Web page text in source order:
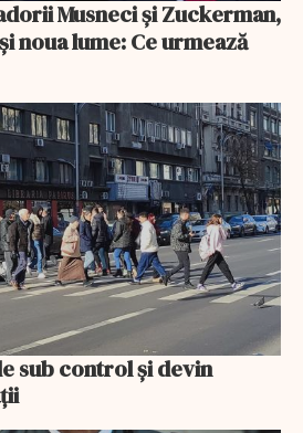
noua lume: Ce urmează
sub control și devin